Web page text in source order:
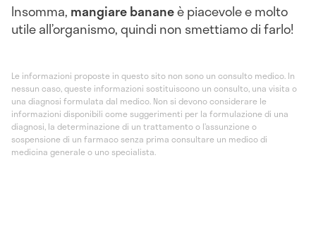
Insomma, mangiare bananeè piacevole e molto
utile all’organismo, quindi non smettiamo di farlo!
Le informazioni proposte in questo sito non sono un consulto medico. In
nessun caso, queste informazioni sostituiscono un consulto, una visita o
una diagnosi formulata dal medico. Non si devono considerare le
informazioni disponibili come suggerimenti per la formulazione di una
diagnosi, la determinazione di un trattamento o l’assunzione o
sospensione di un farmaco senza prima consultare un medico di
medicina generale o uno specialista.